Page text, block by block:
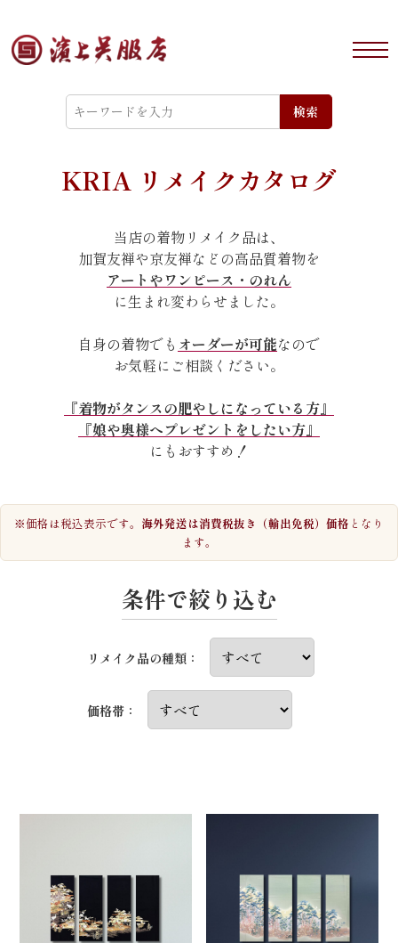
検索
KRIA リメイクカタログ
当店の着物リメイク品は、
加賀友禅や京友禅などの高品質着物を
アートやワンピース・のれん
に生まれ変わらせました。
自身の着物でも オーダーが可能なので
お気軽にご相談ください。
『着物がタンスの肥やしになっている方』
『娘や奥様へプレゼントをしたい方』
にもおすすめ！
※価格は税込表示です。 海外発送は消費税抜き（輸出免税）価格 となり
ます。
条件で絞り込む
リメイク品の種類：
価格帯：